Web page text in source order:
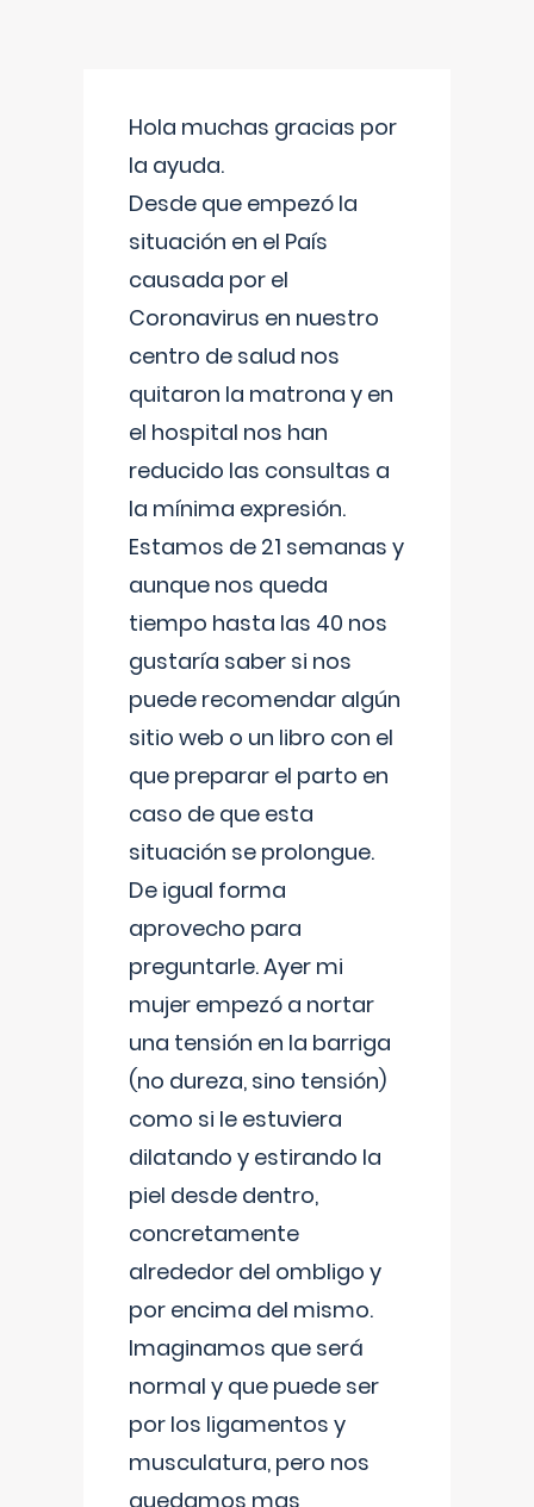
Hola muchas gracias por
la ayuda.
Desde que empezó la
situación en el País
causada por el
Coronavirus en nuestro
centro de salud nos
quitaron la matrona y en
el hospital nos han
reducido las consultas a
la mínima expresión.
Estamos de 21 semanas y
aunque nos queda
tiempo hasta las 40 nos
gustaría saber si nos
puede recomendar algún
sitio web o un libro con el
que preparar el parto en
caso de que esta
situación se prolongue.
De igual forma
aprovecho para
preguntarle. Ayer mi
mujer empezó a nortar
una tensión en la barriga
(no dureza, sino tensión)
como si le estuviera
dilatando y estirando la
piel desde dentro,
concretamente
alrededor del ombligo y
por encima del mismo.
Imaginamos que será
normal y que puede ser
por los ligamentos y
musculatura, pero nos
quedamos mas